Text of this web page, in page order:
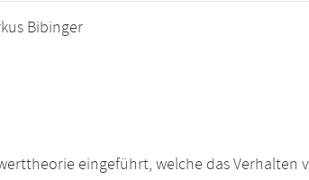
Bibinger
eingeführt, welche das Verhalten